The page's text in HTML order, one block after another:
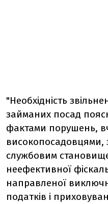
"Необхідність
займаних посад
фактами порушень,
службовим
неефективної
направленої
податків і